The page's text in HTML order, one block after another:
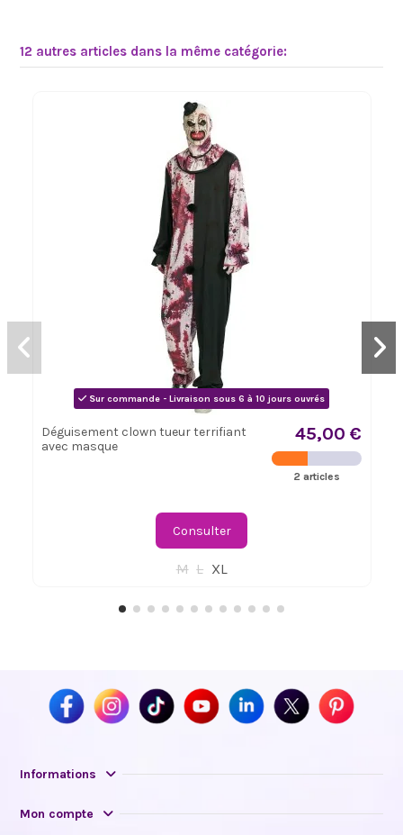
12 autres articles dans la même catégorie:
Sur commande - Livraison sous 6 à 10 jours ouvrés
Déguisement clown tueur terrifiant
avec masque
45,00 €
2 articles
Consulter
M L XL
Informations
Mon compte